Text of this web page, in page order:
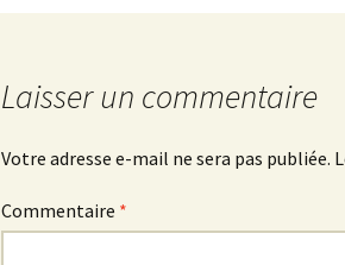
Laisser un commentaire
Votre adresse e-mail ne sera pas publiée.
Commentaire *